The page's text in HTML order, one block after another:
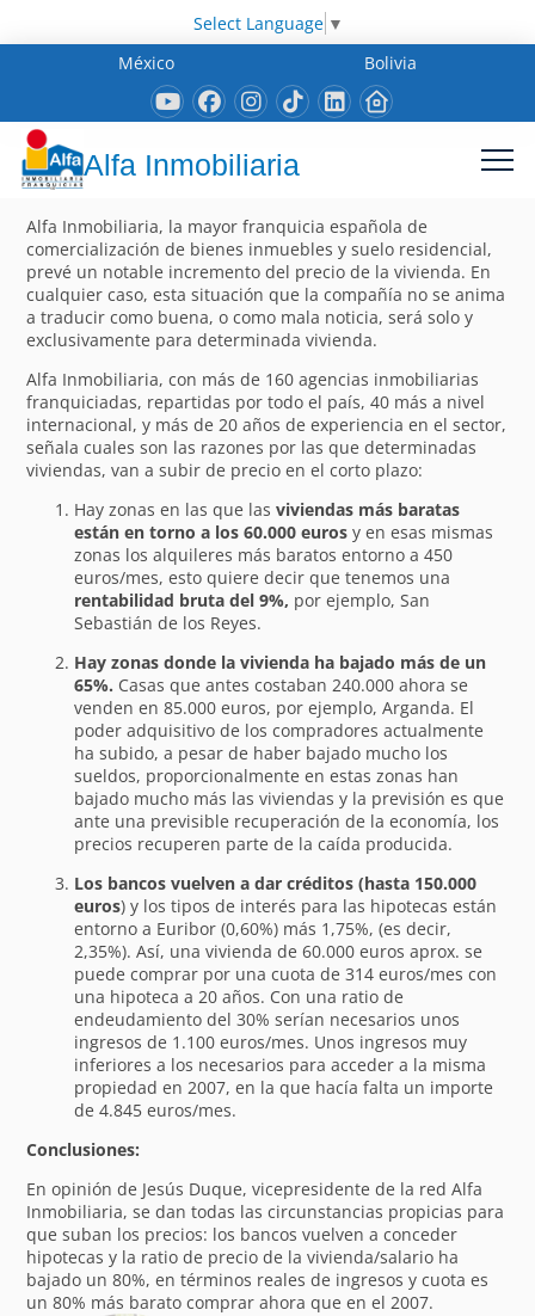
Select Language ▼
México
Bolivia
Alfa Inmobiliaria
Alfa Inmobiliaria, la mayor franquicia española de
comercialización de bienes inmuebles y suelo residencial,
prevé un notable incremento del precio de la vivienda. En
cualquier caso, esta situación que la compañía no se anima
a traducir como buena, o como mala noticia, será solo y
exclusivamente para determinada vivienda.
Alfa Inmobiliaria, con más de 160 agencias inmobiliarias
franquiciadas, repartidas por todo el país, 40 más a nivel
internacional, y más de 20 años de experiencia en el sector,
señala cuales son las razones por las que determinadas
viviendas, van a subir de precio en el corto plazo:
Hay zonas en las que lasviviendas más baratas
están en torno a los 60.000 euros y en esas mismas
zonas los alquileres más baratos entorno a 450
euros/mes, esto quiere decir que tenemos una
rentabilidad bruta del 9%, por ejemplo, San
Sebastián de los Reyes.
Hay zonas donde la vivienda ha bajado más de un
65%. Casas que antes costaban 240.000 ahora se
venden en 85.000 euros, por ejemplo, Arganda. El
poder adquisitivo de los compradores actualmente
ha subido, a pesar de haber bajado mucho los
sueldos, proporcionalmente en estas zonas han
bajado mucho más las viviendas y la previsión es que
ante una previsible recuperación de la economía, los
precios recuperen parte de la caída producida.
Los bancos vuelven a dar créditos (hasta 150.000
euros) y los tipos de interés para las hipotecas están
entorno a Euribor (0,60%) más 1,75%, (es decir,
2,35%). Así, una vivienda de 60.000 euros aprox. se
puede comprar por una cuota de 314 euros/mes con
una hipoteca a 20 años. Con una ratio de
endeudamiento del 30% serían necesarios unos
ingresos de 1.100 euros/mes. Unos ingresos muy
inferiores a los necesarios para acceder a la misma
propiedad en 2007, en la que hacía falta un importe
de 4.845 euros/mes.
Conclusiones:
En opinión de Jesús Duque, vicepresidente de la red Alfa
Inmobiliaria, se dan todas las circunstancias propicias para
que suban los precios: los bancos vuelven a conceder
hipotecas y la ratio de precio de la vivienda/salario ha
bajado un 80%, en términos reales de ingresos y cuota es
un 80% más barato comprar ahora que en el 2007.